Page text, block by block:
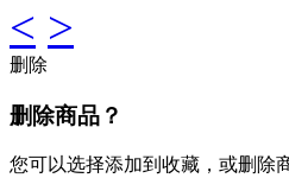
< >
删除
删除商品？
您可以选择添加到收藏，或删除